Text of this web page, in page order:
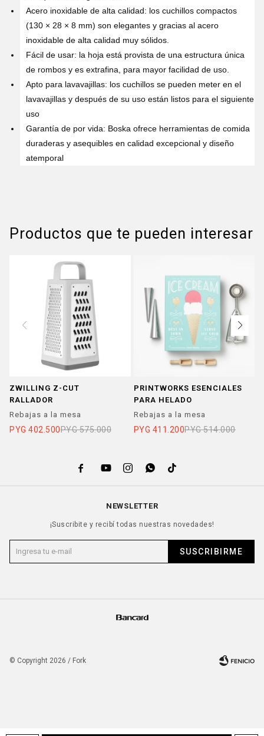
Acero inoxidable de alta calidad: los cuchillos compactos
(130 × 28 × 8 mm) son elegantes y gracias al acero
inoxidable de alta calidad muy sólidos.
Fácil de usar: la hoja está provista de una estructura única
de rombos y es extrafina, para mayor facilidad de uso.
Apto para lavavajillas: los cuchillos se pueden meter en el
lavavajillas y después de su uso están listos para el siguiente
uso
Garantía de por vida: Boska ofrece herramientas de comida
duraderas y asequibles en calidad excepcional y diseño
atemporal
Productos que te pueden interesar
ZWILLING Z-CUT
RALLADOR
Rebajas a la mesa
PYG 402.500PYG 575.000
PRINTWORKS ESENCIALES
PARA HELADO
Rebajas a la mesa
PYG 411.200PYG 514.000
    
NEWSLETTER
¡Suscribite y recibí todas nuestras novedades!
SUSCRIBIRME
© Copyright 2026 / Fork